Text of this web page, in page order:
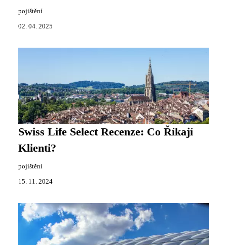
pojištění
02. 04. 2025
Swiss Life Select Recenze: Co Říkají
Klienti?
pojištění
15. 11. 2024